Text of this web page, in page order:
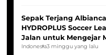
Sepak Terjang
HYDROPLUS Soccer
Jalan untuk Mengejar
Indonesia Putri
Indonesia3 minggu yang lalu